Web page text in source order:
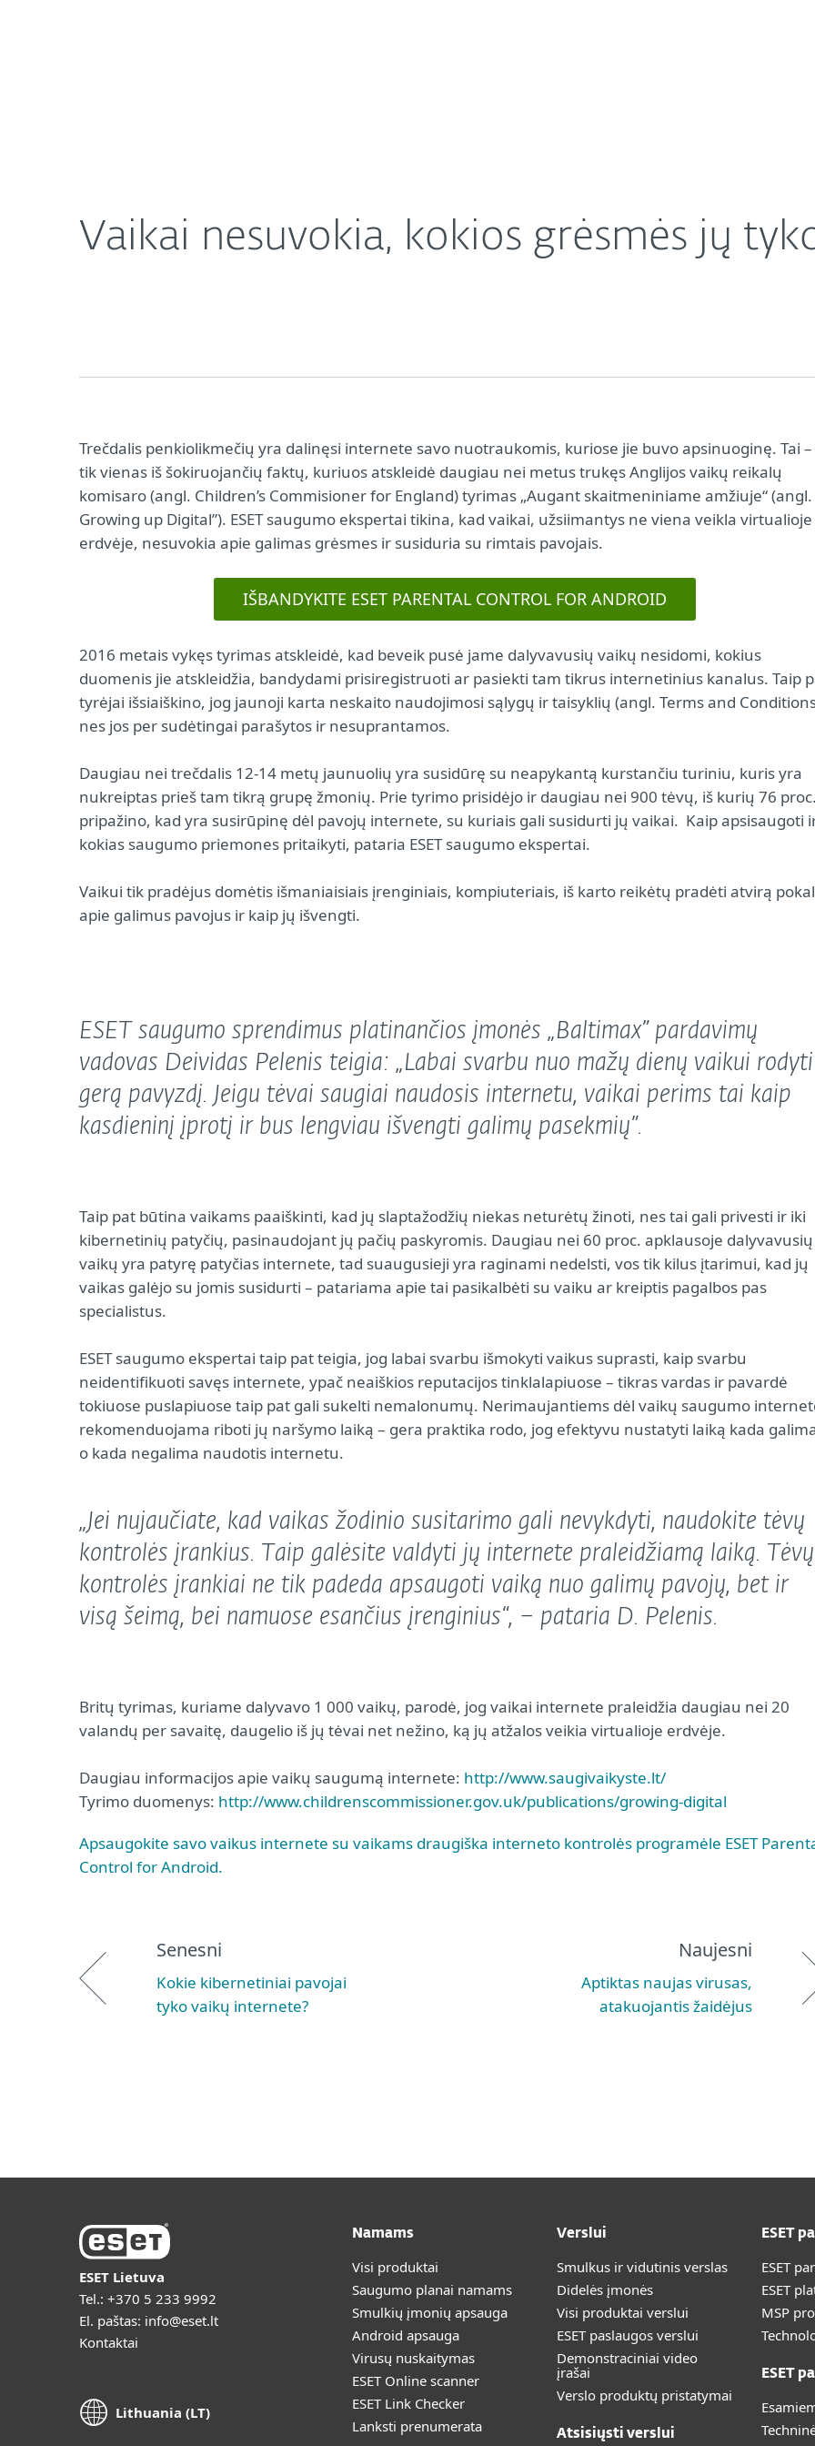
Vaikai nesuvokia, kokios grėsmės jų
Trečdalis penkiolikmečių yra dalinęsi internete savo nuotraukomis, kuriose jie buvo apsinuoginę. Tai –
tik vienas iš šokiruojančių faktų, kuriuos atskleidė daugiau nei metus trukęs Anglijos vaikų reikalų
komisaro (angl. Children’s Commisioner for England) tyrimas „Augant skaitmeniniame amžiuje“ (angl.
Growing up Digital”). ESET saugumo ekspertai tikina, kad vaikai, užsiimantys ne viena veikla virtualioje
erdvėje, nesuvokia apie galimas grėsmes ir susiduria su rimtais pavojais.
IŠBANDYKITE ESET PARENTAL CONTROL FOR ANDROID
2016 metais vykęs tyrimas atskleidė, kad beveik pusė jame dalyvavusių vaikų nesidomi, kokius
duomenis jie atskleidžia, bandydami prisiregistruoti ar pasiekti tam tikrus internetinius kanalus. Taip
tyrėjai išsiaiškino, jog jaunoji karta neskaito naudojimosi sąlygų ir taisyklių (angl. Terms and
nes jos per sudėtingai parašytos ir nesuprantamos.
Daugiau nei trečdalis 12-14 metų jaunuolių yra susidūrę su neapykantą kurstančiu turiniu, kuris yra
nukreiptas prieš tam tikrą grupę žmonių. Prie tyrimo prisidėjo ir daugiau nei 900 tėvų, iš kurių 76
pripažino, kad yra susirūpinę dėl pavojų internete, su kuriais gali susidurti jų vaikai. Kaip apsisaugoti
kokias saugumo priemones pritaikyti, pataria ESET saugumo ekspertai.
Vaikui tik pradėjus domėtis išmaniaisiais įrenginiais, kompiuteriais, iš karto reikėtų pradėti atvirą
apie galimus pavojus ir kaip jų išvengti.
ESET saugumo sprendimus platinančios įmonės „Baltimax” pardavimų
vadovas Deividas Pelenis teigia: „Labai svarbu nuo mažų dienų vaikui rodyti
gerą pavyzdį. Jeigu tėvai saugiai naudosis internetu, vaikai perims tai kaip
kasdieninį įprotį ir bus lengviau išvengti galimų pasekmių”.
Taip pat būtina vaikams paaiškinti, kad jų slaptažodžių niekas neturėtų žinoti, nes tai gali privesti ir iki
kibernetinių patyčių, pasinaudojant jų pačių paskyromis. Daugiau nei 60 proc. apklausoje dalyvavusių
vaikų yra patyrę patyčias internete, tad suaugusieji yra raginami nedelsti, vos tik kilus įtarimui, kad jų
vaikas galėjo su jomis susidurti – patariama apie tai pasikalbėti su vaiku ar kreiptis pagalbos pas
specialistus.
ESET saugumo ekspertai taip pat teigia, jog labai svarbu išmokyti vaikus suprasti, kaip svarbu
neidentifikuoti savęs internete, ypač neaiškios reputacijos tinklalapiuose – tikras vardas ir pavardė
tokiuose puslapiuose taip pat gali sukelti nemalonumų. Nerimaujantiems dėl vaikų saugumo
rekomenduojama riboti jų naršymo laiką – gera praktika rodo, jog efektyvu nustatyti laiką kada
o kada negalima naudotis internetu.
„Jei nujaučiate, kad vaikas žodinio susitarimo gali nevykdyti, naudokite tėvų
kontrolės įrankius. Taip galėsite valdyti jų internete praleidžiamą laiką. Tėvų
kontrolės įrankiai ne tik padeda apsaugoti vaiką nuo galimų pavojų, bet ir
visą šeimą, bei namuose esančius įrenginius“, – pataria D. Pelenis.
Britų tyrimas, kuriame dalyvavo 1 000 vaikų, parodė, jog vaikai internete praleidžia daugiau nei 20
valandų per savaitę, daugelio iš jų tėvai net nežino, ką jų atžalos veikia virtualioje erdvėje.
Daugiau informacijos apie vaikų saugumą internete: http://www.saugivaikyste.lt/
Tyrimo duomenys: http://www.childrenscommissioner.gov.uk/publications/growing-digital
Apsaugokite savo vaikus internete su vaikams draugiška interneto kontrolės programėle ESET
Control for Android.
Senesni
Kokie kibernetiniai pavojai
tyko vaikų internete?
Naujesni
Aptiktas naujas virusas,
atakuojantis žaidėjus
ESET Lietuva
Tel.: +370 5 233 9992
El. paštas: info@eset.lt
Kontaktai
Lithuania (LT)
Namams
Visi produktai
Saugumo planai namams
Smulkių įmonių apsauga
Android apsauga
Virusų nuskaitymas
ESET Online scanner
ESET Link Checker
Lanksti prenumerata
Verslui
Smulkus ir vidutinis verslas
Didelės įmonės
Visi produktai verslui
ESET paslaugos verslui
Demonstraciniai video
įrašai
Verslo produktų pristatymai
Atsisiųsti verslui
ESET
ESET
ESET
MSP
ESET